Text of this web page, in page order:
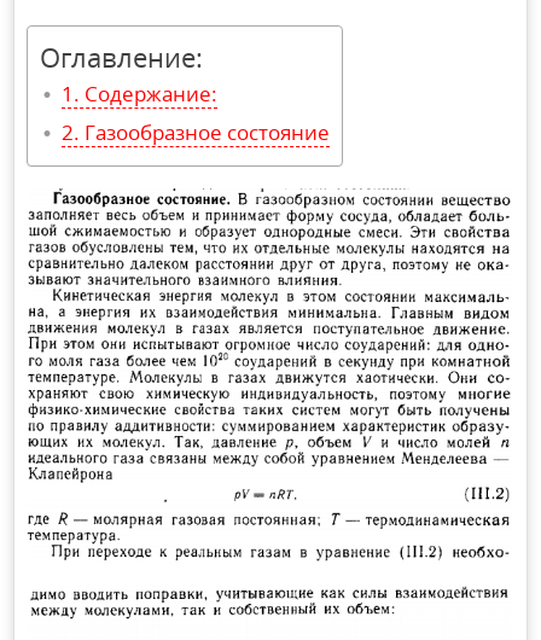
Оглавление:
Содержание:
Газообразное состояние